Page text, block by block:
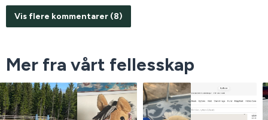
Vis flere kommentarer (8)
Mer fra vårt fellesskap